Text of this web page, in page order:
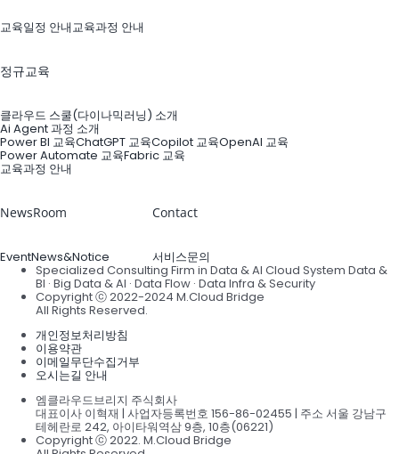
교육일정 안내교육과정 안내
정규교육
클라우드 스쿨(다이나믹러닝) 소개
Ai Agent 과정 소개
Power BI 교육ChatGPT 교육Copilot 교육OpenAI 교육
Power Automate 교육Fabric 교육
교육과정 안내
NewsRoom
EventNews&Notice
Contact
서비스문의
Specialized Consulting Firm in Data & AI Cloud System Data &
BI · Big Data & AI · Data Flow · Data Infra & Security
Copyright ⓒ 2022-2024 M.Cloud Bridge
All Rights Reserved.
개인정보처리방침
이용약관
이메일무단수집거부
오시는길 안내
엠클라우드브리지 주식회사
대표이사 이혁재 | 사업자등록번호 156-86-02455 | 주소 서울 강남구
테헤란로 242, 아이타워역삼 9층, 10층(06221)
Copyright ⓒ 2022. M.Cloud Bridge